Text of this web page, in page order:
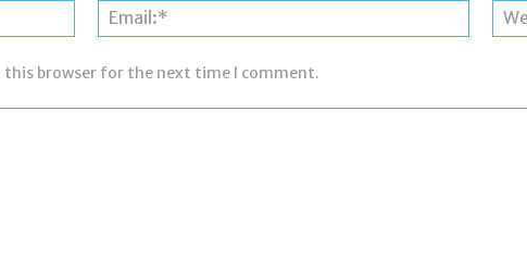
Name:* Email:*
this browser for the next time I comment.